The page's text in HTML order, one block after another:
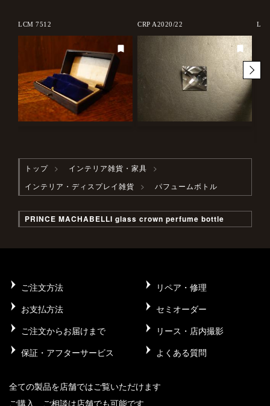
LCM 7512 CRP A2020/22
トップ
インテリア雑貨・家具
インテリア・ディスプレイ雑貨
パフュームボトル
PRINCE MACHABELLI glass crown perfume bottle
ご注文方法
リペア・修理
お支払方法
セミオーダー
ご注文からお届けまで
リース・店内撮影
保証・アフターサービス
よくある質問
全ての製品を店舗ではご覧いただけます
ご購入、ご相談は店舗でも可能です